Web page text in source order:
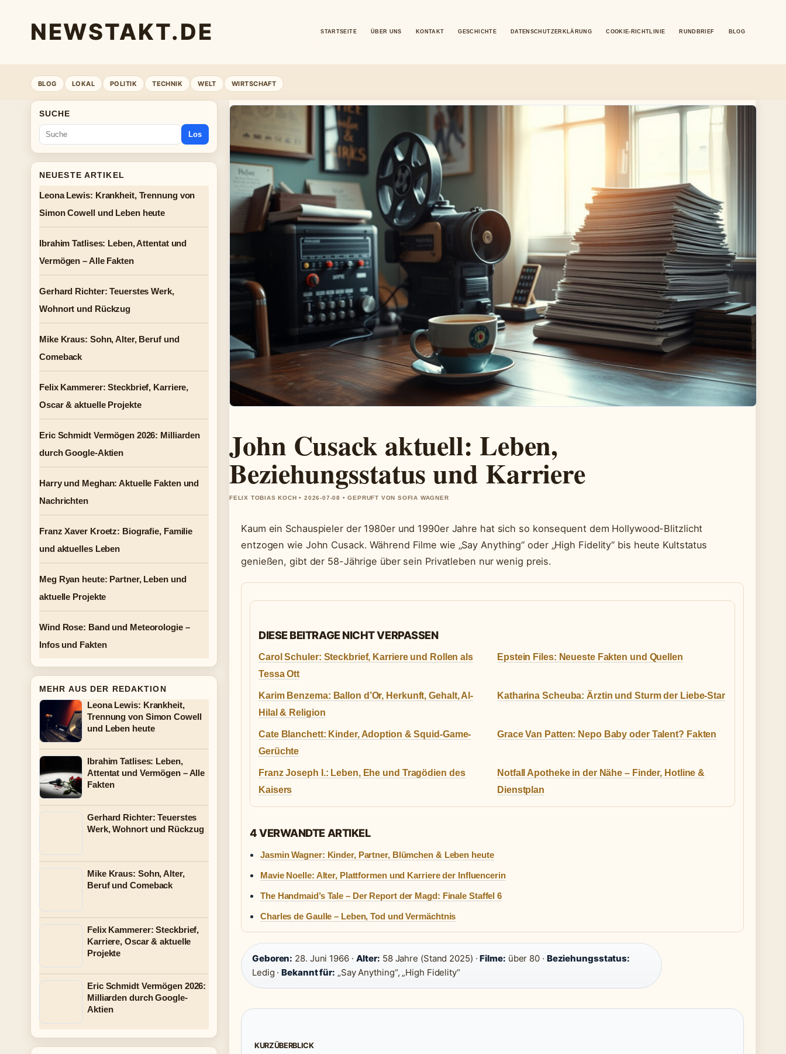
NEWSTAKT.DE STARTSEITE ÜBER UNS KONTAKT GESCHICHTE DATENSCHUTZERKLÄRUNG COOKIE-RICHTLINIE RUNDBRIEF BLOG
BLOG LOKAL POLITIK TECHNIK WELT WIRTSCHAFT
John Cusack aktuell: Leben,
Beziehungsstatus und Karriere
FELIX TOBIAS KOCH • 2026-07-08 • GEPRUFT VON SOFIA WAGNER
Kaum ein Schauspieler der 1980er und 1990er Jahre hat sich so konsequent dem Hollywood-Blitzlicht
entzogen wie John Cusack. Während Filme wie „Say Anything“ oder „High Fidelity“ bis heute Kultstatus
genießen, gibt der 58-Jährige über sein Privatleben nur wenig preis.
DIESE BEITRAGE NICHT VERPASSEN
Carol Schuler: Steckbrief, Karriere und Rollen als
Tessa Ott
Epstein Files: Neueste Fakten und Quellen
Karim Benzema: Ballon d’Or, Herkunft, Gehalt, Al-
Hilal & Religion
Katharina Scheuba: Ärztin und Sturm der Liebe-Star
Cate Blanchett: Kinder, Adoption & Squid-Game-
Gerüchte
Grace Van Patten: Nepo Baby oder Talent? Fakten
Franz Joseph I.: Leben, Ehe und Tragödien des
Kaisers
Notfall Apotheke in der Nähe – Finder, Hotline &
Dienstplan
4 VERWANDTE ARTIKEL
Jasmin Wagner: Kinder, Partner, Blümchen & Leben heute
Mavie Noelle: Alter, Plattformen und Karriere der Influencerin
The Handmaid’s Tale – Der Report der Magd: Finale Staffel 6
Charles de Gaulle – Leben, Tod und Vermächtnis
Geboren: 28. Juni 1966 · Alter: 58 Jahre (Stand 2025) ·Filme: über 80 · Beziehungsstatus:
Ledig ·Bekannt für: „Say Anything“, „High Fidelity“
KURZÜBERBLICK
SUCHE
Los
NEUESTE ARTIKEL
Leona Lewis: Krankheit, Trennung von
Simon Cowell und Leben heute
Ibrahim Tatlises: Leben, Attentat und
Vermögen – Alle Fakten
Gerhard Richter: Teuerstes Werk,
Wohnort und Rückzug
Mike Kraus: Sohn, Alter, Beruf und
Comeback
Felix Kammerer: Steckbrief, Karriere,
Oscar & aktuelle Projekte
Eric Schmidt Vermögen 2026: Milliarden
durch Google-Aktien
Harry und Meghan: Aktuelle Fakten und
Nachrichten
Franz Xaver Kroetz: Biografie, Familie
und aktuelles Leben
Meg Ryan heute: Partner, Leben und
aktuelle Projekte
Wind Rose: Band und Meteorologie –
Infos und Fakten
MEHR AUS DER REDAKTION
Leona Lewis: Krankheit,
Trennung von Simon Cowell
und Leben heute
Ibrahim Tatlises: Leben,
Attentat und Vermögen – Alle
Fakten
Gerhard Richter: Teuerstes
Werk, Wohnort und Rückzug
Mike Kraus: Sohn, Alter,
Beruf und Comeback
Felix Kammerer: Steckbrief,
Karriere, Oscar & aktuelle
Projekte
Eric Schmidt Vermögen 2026:
Milliarden durch Google-
Aktien